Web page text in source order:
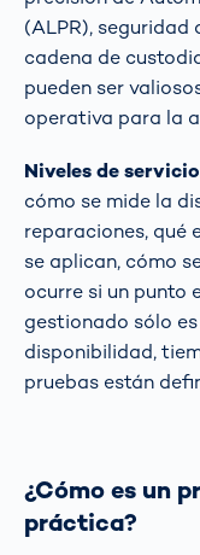
(ALPR),
cadena de
pueden ser
operativa para la
Niveles de servicio
cómo se mide la
reparaciones, qué
se aplican, cómo
ocurre si un punto
gestionado sólo
disponibilidad,
pruebas están
¿Cómo es un
práctica?